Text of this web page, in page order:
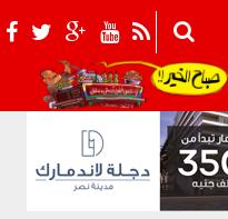
021_2.png